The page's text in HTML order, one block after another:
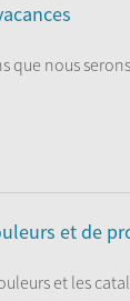
que nous
et de
et les